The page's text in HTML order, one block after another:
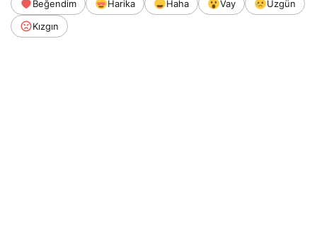
Beğendim Harika Haha Vay
Üzgün
Kızgın